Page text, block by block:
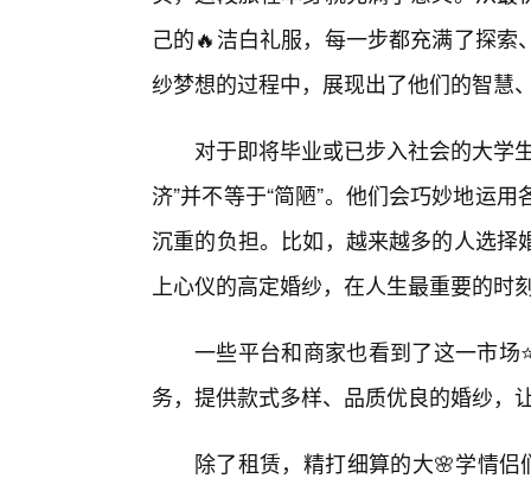
己的🔥洁白礼服，每一步都充满了探
纱梦想的过程中，展现出了他们的智慧
对于即将毕业或已步入社会的大学
济”并不等于“简陋”。他们会巧妙地运
沉重的负担。比如，越来越多的人选
上心仪的高定婚纱，在人生最重要的时
一些平台和商家也看到了这一市场
务，提供款式多样、品质优良的婚纱，
除了租赁，精打细算的大🌸学情侣